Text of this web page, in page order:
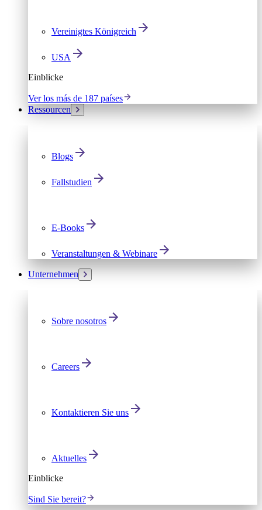
Vereinigtes Königreich
USA
Einblicke
Ver los más de 187 países
Ressourcen
Blogs
Fallstudien
E-Books
Veranstaltungen & Webinare
Unternehmen
Sobre nosotros
Careers
Kontaktieren Sie uns
Aktuelles
Einblicke
Sind Sie bereit?